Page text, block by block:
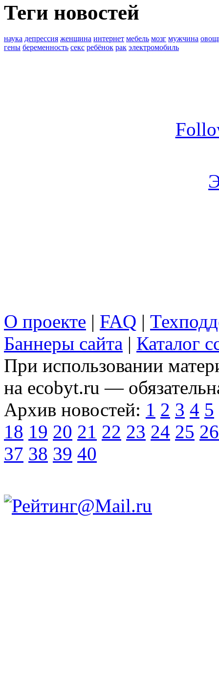
Теги новостей
наука депрессия женщина интернет мебель мозг мужчина
гены беременность секс ребёнок рак электромобиль
О проекте | FAQ |
Баннеры сайта | Каталог
При использовании
на ecobyt.ru —
Архив новостей: 1 2 3 4 5
18 19 20 21 22 23 24 25 26
37 38 39 40